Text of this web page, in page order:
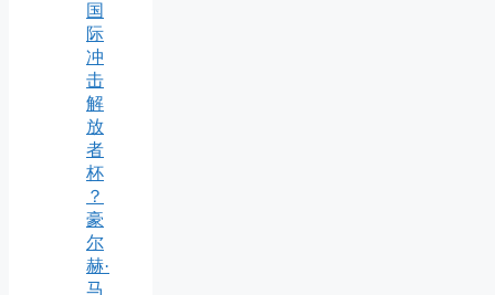
国
际
冲
击
解
放
者
杯
？
豪
尔
赫·
马